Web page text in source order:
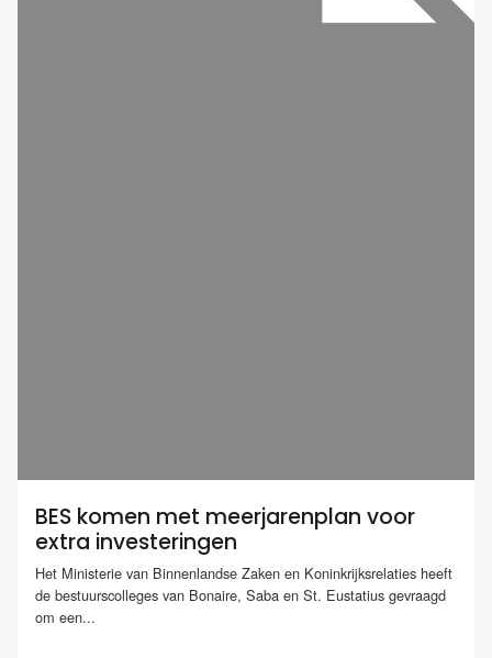
BES komen met meerjarenplan voor
extra investeringen
Het Ministerie van Binnenlandse Zaken en Koninkrijksrelaties heeft
de bestuurscolleges van Bonaire, Saba en St. Eustatius gevraagd
om een...